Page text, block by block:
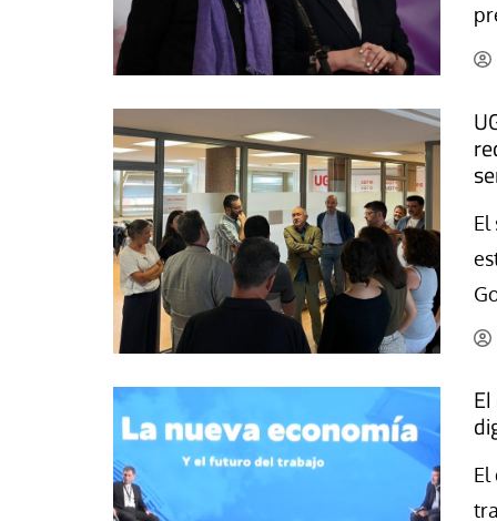
El
El